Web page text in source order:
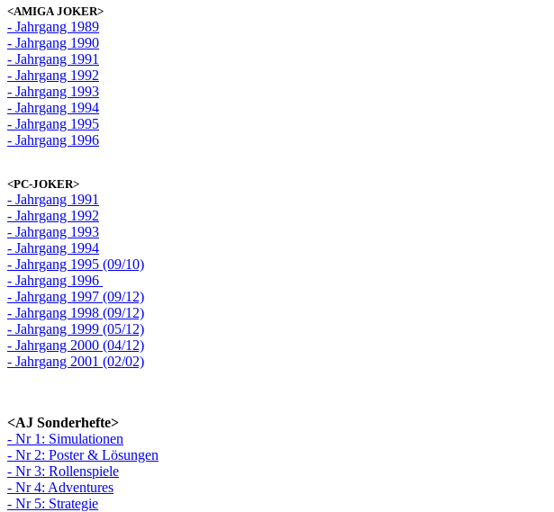
<AMIGA JOKER>
- Jahrgang 1989
- Jahrgang 1990
- Jahrgang 1991
- Jahrgang 1992
- Jahrgang 1993
- Jahrgang 1994
- Jahrgang 1995
- Jahrgang 1996
<PC-JOKER>
- Jahrgang 1991
- Jahrgang 1992
- Jahrgang 1993
- Jahrgang 1994
- Jahrgang 1995 (09/10)
- Jahrgang 1996
- Jahrgang 1997 (09/12)
- Jahrgang 1998 (09/12)
- Jahrgang 1999 (05/12)
- Jahrgang 2000 (04/12)
- Jahrgang 2001 (02/02)
<AJ Sonderhefte>
- Nr 1: Simulationen
- Nr 2: Poster & Lösungen
- Nr 3: Rollenspiele
- Nr 4: Adventures
- Nr 5: Strategie